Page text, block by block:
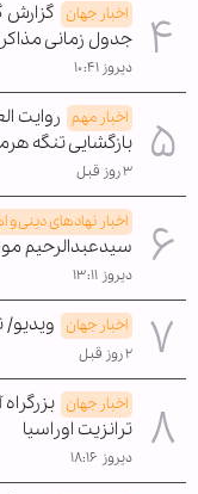
اخبار جهان گزارش
جدول زمانی
دیروز ۱۰:۴۱
اخبار مهم روایت
بازگشایی تنگه
۳ روز قبل
اخبار نهادهای دینی و
سیدعبدالرحیم
دیروز ۱۳:۱۱
اخبار جهان
۲ روز قبل
اخبار جهان
ترانزیت اوراسیا
دیروز ۱۸:۱۶